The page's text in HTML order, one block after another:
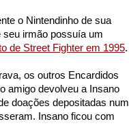
o Nintendinho de sua
seu irmão possuía um
de Street Fighter em 1995.
os outros Encardidos
amigo devolveu a Insano
doações depositadas num
Insano ficou com